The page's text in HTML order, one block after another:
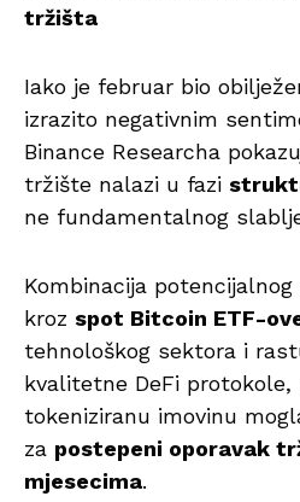
tržišta
Iako je februar bio
izrazito negativnim
Binance Researcha
tržište nalazi u fazi
ne fundamentalnog
Kombinacija
kroz spot Bitcoin ETF-
tehnološkog sektora i
kvalitetne DeFi
tokeniziranu imovinu
za postepeni oporavak
mjesecima.